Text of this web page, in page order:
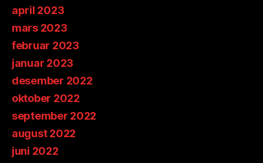
april 2023
mars 2023
februar 2023
januar 2023
desember 2022
oktober 2022
september 2022
august 2022
juni 2022